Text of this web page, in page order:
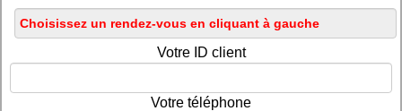
Votre ID client
Votre téléphone